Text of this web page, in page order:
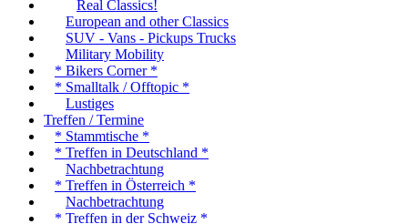
Real Classics!
European and other Classics
SUV - Vans - Pickups Trucks
Military Mobility
* Bikers Corner *
* Smalltalk / Offtopic *
Lustiges
Treffen / Termine
* Stammtische *
* Treffen in Deutschland *
Nachbetrachtung
* Treffen in Österreich *
Nachbetrachtung
* Treffen in der Schweiz *